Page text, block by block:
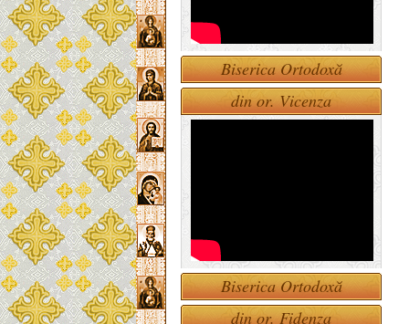
Biserica Ortodoxă
din or. Vicenza
Biserica Ortodoxă
din or. Fidenza